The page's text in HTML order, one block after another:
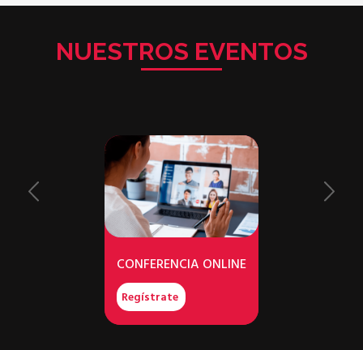
NUESTROS EVENTOS
CONFERENCIA ONLINE
Regístrate